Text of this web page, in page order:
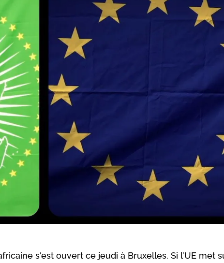
s'est ouvert ce jeudi à Bruxelles. Si l’UE met